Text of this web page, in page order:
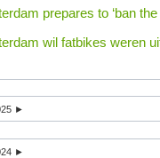
prepares to ‘ban
wil fatbikes weren
►
►